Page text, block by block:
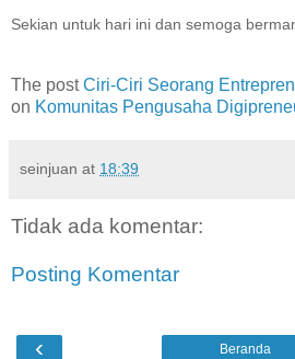
Sekian untuk hari ini dan semoga
The postCiri-Ciri Seorang
on Komunitas Pengusaha
seinjuan at 18:39
Tidak ada komentar:
Posting Komentar
‹ Beranda